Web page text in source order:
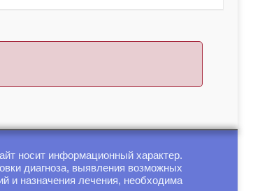
носит информационный характер.
диагноза, выявления возможных
и назначения лечения, необходима